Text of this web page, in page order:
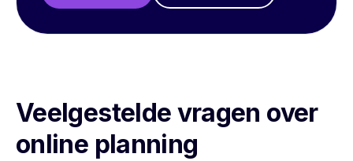
Veelgestelde vragen over
online planning